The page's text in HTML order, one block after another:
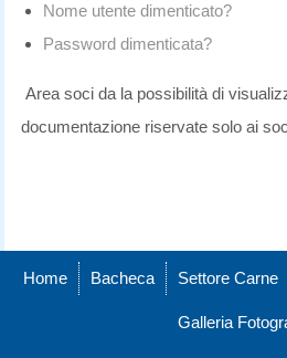
Nome utente dimenticato?
Password dimenticata?
Area soci da la possibilità di
documentazione riservate solo ai
Home Bacheca Settore Carne
Galleria